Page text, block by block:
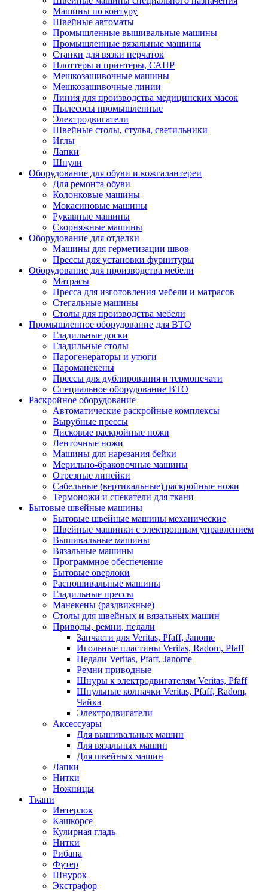
Машины по контуру
Швейные автоматы
Промышленные вышивальные машины
Промышленные вязальные машины
Станки для вязки перчаток
Плоттеры и принтеры, САПР
Мешкозашивочные машины
Мешкозашивочные линии
Линия для производства медицинских масок
Пылесосы промышленные
Электродвигатели
Швейные столы, стулья, светильники
Иглы
Лапки
Шпули
Оборудование для обуви и кожгалантереи
Для ремонта обуви
Колонковые машины
Мокасиновые машины
Рукавные машины
Скорняжные машины
Оборудование для отделки
Машины для герметизации швов
Прессы для установки фурнитуры
Оборудование для производства мебели
Матрасы
Пресса для изготовления мебели и матрасов
Стегальные машины
Столы для производства мебели
Промышленное оборудование для ВТО
Гладильные доски
Гладильные столы
Парогенераторы и утюги
Пароманекены
Прессы для дублирования и термопечати
Специальное оборудование ВТО
Раскройное оборудование
Автоматические раскройные комплексы
Вырубные прессы
Дисковые раскройные ножи
Ленточные ножи
Машины для нарезания бейки
Мерильно-браковочные машины
Отрезные линейки
Сабельные (вертикальные) раскройные ножи
Термоножи и спекатели для ткани
Бытовые швейные машины
Бытовые швейные машины механические
Швейные машинки с электронным управлением
Вышивальные машины
Вязальные машины
Программное обеспечение
Бытовые оверлоки
Распошивальные машины
Гладильные прессы
Манекены (раздвижные)
Столы для швейных и вязальных машин
Приводы, ремни, педали
Запчасти для Veritas, Pfaff, Janome
Игольные пластины Veritas, Radom, Pfaff
Педали Veritas, Pfaff, Janome
Ремни приводные
Шнуры к электродвигателям Veritas, Pfaff
Шпульные колпачки Veritas, Pfaff, Radom,
Чайка
Электродвигатели
Аксессуары
Для вышивальных машин
Для вязальных машин
Для швейных машин
Лапки
Нитки
Ножницы
Ткани
Интерлок
Кашкорсе
Кулирная гладь
Нитки
Рибана
Футер
Шнурок
Экстрафор